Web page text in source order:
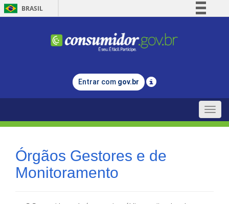
BRASIL
Comunica BR
Legislação
Entrar com gov.br
Toggle
Órgãos Gestores e de
Monitoramento